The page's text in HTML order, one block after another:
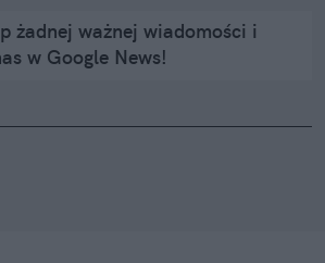
żadnej ważnej wiadomości i
w Google News!